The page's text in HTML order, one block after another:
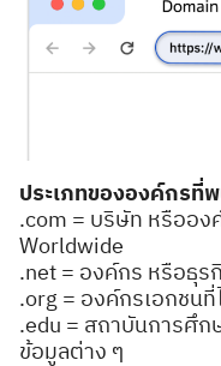
ประเภทขององค์กรที่
.com = บริษัท หรืออ
Worldwide
.net = องค์กร หรือธุร
.org = องค์กรเอกชนที่
.edu = สถาบันการศึก
ข้อมูลต่าง ๆ